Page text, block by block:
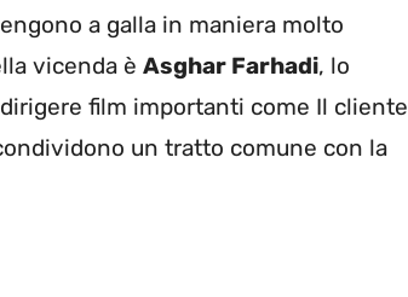
a galla in maniera molto
vicenda è Asghar Farhadi, lo
film importanti come Il cliente
un tratto comune con la